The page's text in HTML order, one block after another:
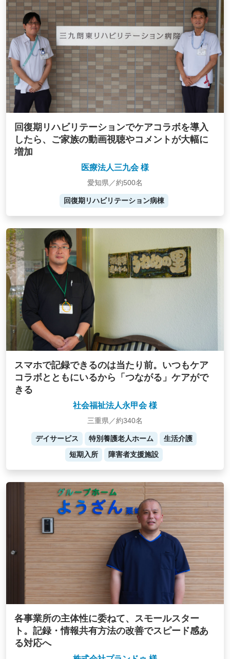
回復期リハビリテーションでケアコラボを導入
したら、ご家族の動画視聴やコメントが大幅に
増加
医療法人三九会 様
愛知県／約500名
回復期リハビリテーション病棟
スマホで記録できるのは当たり前。いつもケア
コラボとともにいるから「つながる」ケアがで
きる
社会福祉法人永甲会 様
三重県／約340名
デイサービス 特別養護老人ホーム
生活介護
短期入所
障害者支援施設
各事業所の主体性に委ねて、スモールスター
ト。記録・情報共有方法の改善でスピード感あ
る対応へ